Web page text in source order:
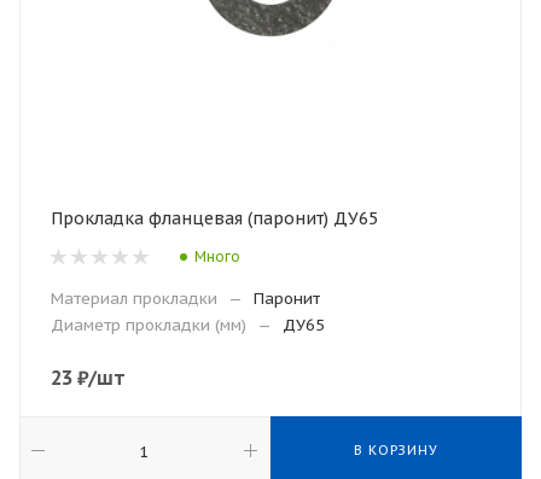
Прокладка фланцевая (паронит) ДУ65
Много
Материал прокладки —
Паронит
Диаметр прокладки (мм)
— ДУ65
23 ₽/шт
В КОРЗИНУ